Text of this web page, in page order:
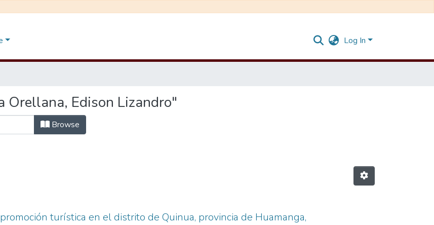
Log In
Orellana, Edison Lizandro"
Browse
turística en el distrito de Quinua, provincia de Huamanga,